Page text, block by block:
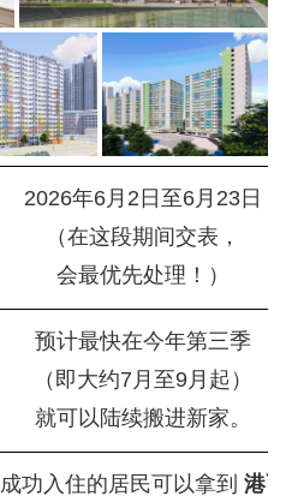
2026年6月2日至6月23日
（在这段期间交表，
会最优先处理！）
预计最快在今年第三季
（即大约7月至9月起）
就可以陆续搬进新家。
成功入住的居民可以拿到 港币